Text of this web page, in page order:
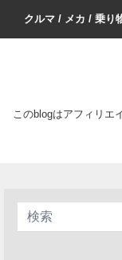
クルマ / メカ / 乗り
のblogはアフィリエ